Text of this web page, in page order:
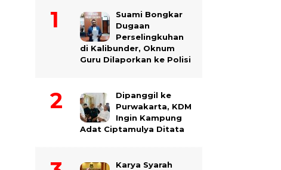
Suami Bongkar
Dugaan
Perselingkuhan
di Kalibunder, Oknum
Guru Dilaporkan ke Polisi
Dipanggil ke
Purwakarta, KDM
Ingin Kampung
Adat Ciptamulya Ditata
Karya Syarah